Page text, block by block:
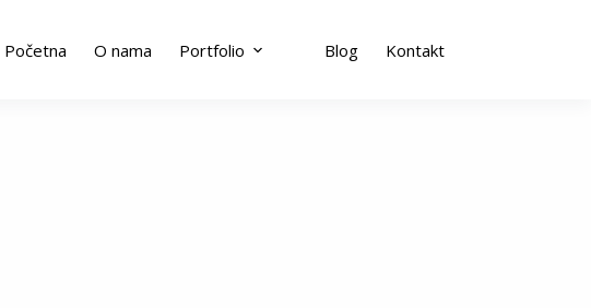
Početna O nama Portfolio Blog Kontakt